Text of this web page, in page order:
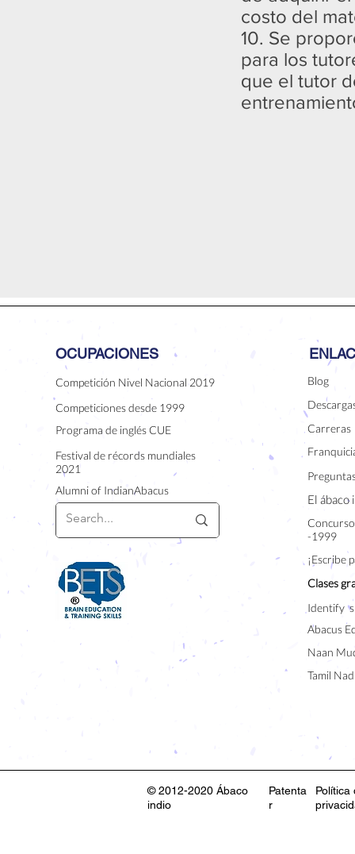
costo del
10. Se
para los
que el tutor
OCUPACIONES
Competición Nivel Nacional 2019
Competiciones desde 1999
Programa de inglés CUE
Festival de récords mundiales
2021
Alumni of IndianAbacus
Blog
Carreras
El ábaco
-1999
¡Escribe
Clases
Identify
Abacus
Naan
Tamil
© 2012-2020 Ábaco
indio
Patenta
r
Política